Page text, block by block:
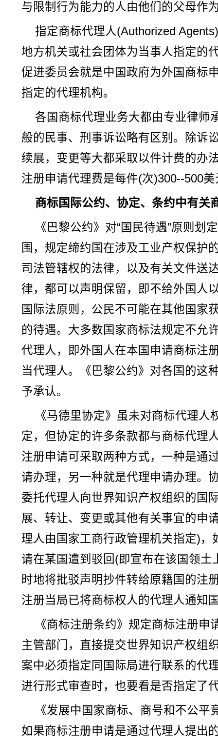
与限制行为能力的人由他们的父母作
指定商标代理人(Authorized
地方机关或社会团体为当事人指定的
促进委员会就是中国政府为外国商标
指定的代理机构。
各国商标代理业务大都由专业律师
般的民事、刑事诉讼略有区别。除诉
续展，变更等大都采取以件计费的办
注册申请代理费是每件(次)300--500
商标国际公约、协定、条约中有关
《巴黎公约》对“国民待遇”原则划
围，规定缔约国在涉及工业产权保护
司法管辖权的法律，以及有关文件送
律，都可以声明保留，即不给外国人
国际法原则，公民不可能在其他国家
的待遇。大多数国家商标法规定不允
代理人，即外国人在本国申请商标注
当代理人。《巴黎公约》对各国的这
予承认。
《马德里协定》虽未对商标代理人
定，但协定的许多条款都与商标代理
注册申请可采取两种方式，一种是通
请办理，另一种就是代理申请办理。
委托代理人向世界知识产权组织的国
展、转让、变更或其他有关事宜的申
理人由国家工商行政管理机关指定)，
请在某国遭到驳回(即宣布在该国领土
时地将批驳声明抄件转给原籍国的注
注册当局已将商标权人的代理人通知
《商标注册条约》规定商标注册申
主管部门，直接提交世界知识产权组
案中必须指定同国际局进行联系的代
进行形式审查时，也要看是否指定了
《发展中国家商标、商号和不公平
如果商标注册申请是通过代理人提出